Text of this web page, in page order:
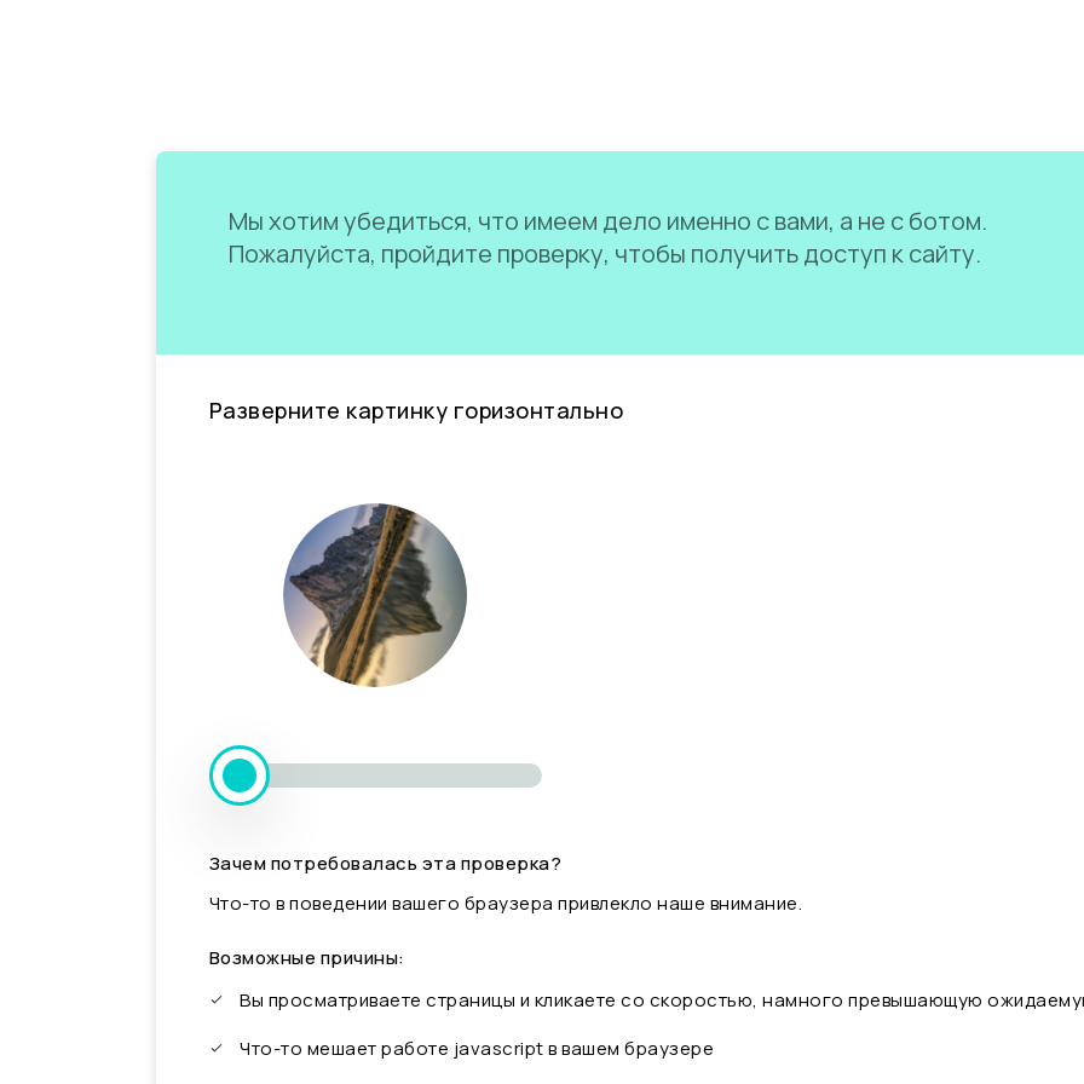
Мы хотим убедиться, что имеем дело именно с вами, а не с ботом.
Пожалуйста, пройдите проверку, чтобы получить доступ к сайту.
Разверните картинку горизонтально
Зачем потребовалась эта проверка?
Что-то в поведении вашего браузера привлекло наше внимание.
Возможные причины:
Вы просматриваете страницы и кликаете со скоростью, намного превышающую
Что-то мешает работе javascript в вашем браузере